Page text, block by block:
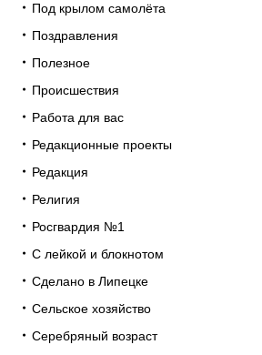
Под крылом самолёта
Поздравления
Полезное
Происшествия
Работа для вас
Редакционные проекты
Редакция
Религия
Росгвардия №1
С лейкой и блокнотом
Сделано в Липецке
Сельское хозяйство
Серебряный возраст